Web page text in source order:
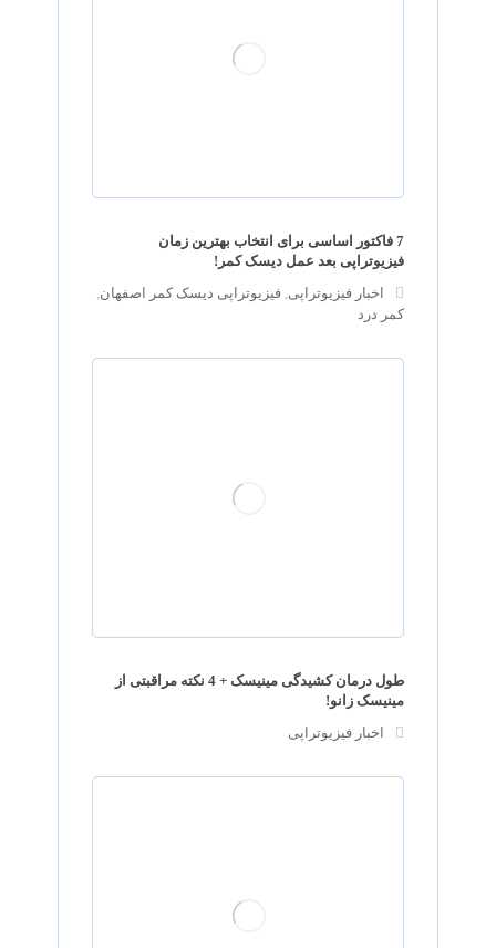
7 فاکتور اساسی برای انتخاب بهترین زمان
فیزیوتراپی بعد عمل دیسک کمر!
اخبار فیزیوتراپی,فیزیوتراپی دیسک کمر اصفهان,
کمر درد
طول درمان کشیدگی مینیسک + 4 نکته مراقبتی از
مینیسک زانو!
اخبار فیزیوتراپی